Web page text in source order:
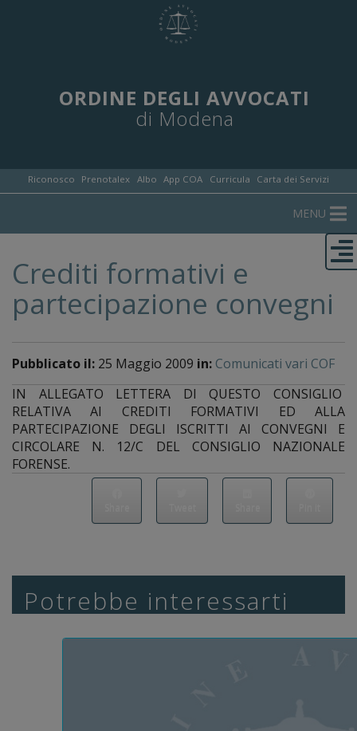
ORDINE DEGLI AVVOCATI
di Modena
Riconosco Prenotalex Albo App COA Curricula Carta dei Servizi
MENU
Crediti formativi e
partecipazione convegni
Pubblicato il: 25 Maggio 2009 in: Comunicati vari COF
IN ALLEGATO LETTERA DI QUESTO CONSIGLIO
RELATIVA AI CREDITI FORMATIVI ED ALLA
PARTECIPAZIONE DEGLI ISCRITTI AI CONVEGNI E
CIRCOLARE N. 12/C DEL CONSIGLIO NAZIONALE
FORENSE.
Potrebbe interessarti